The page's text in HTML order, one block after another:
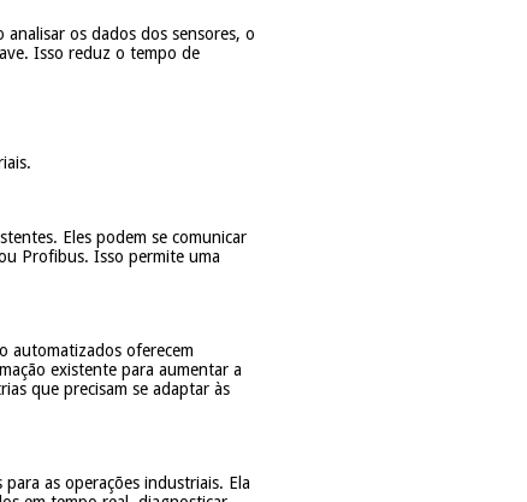
os dados dos sensores, o
Isso reduz o tempo de
Eles podem se comunicar
Profibus. Isso permite uma
automatizados oferecem
existente para aumentar a
que precisam se adaptar às
as operações industriais. Ela